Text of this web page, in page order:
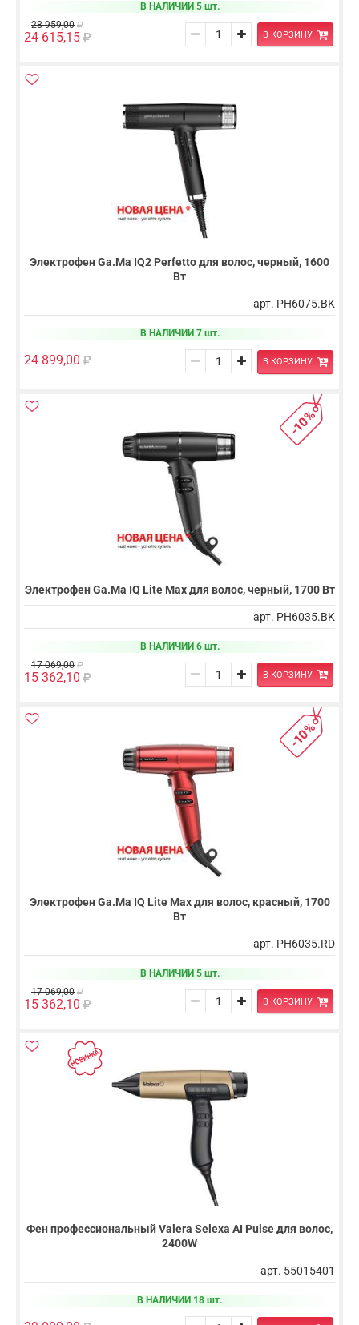
В НАЛИЧИИ 5 шт.
28 959,00
24 615,15 В КОРЗИНУ
Электрофен Ga.Ma IQ2 Perfetto для волос, черный, 1600
Вт
арт. PH6075.BK
В НАЛИЧИИ 7 шт.
24 899,00 В КОРЗИНУ
-10%
Электрофен Ga.Ma IQ Lite Max для волос, черный, 1700 Вт
арт. PH6035.BK
В НАЛИЧИИ 6 шт.
17 069,00
15 362,10 В КОРЗИНУ
-10%
Электрофен Ga.Ma IQ Lite Max для волос, красный, 1700
Вт
арт. PH6035.RD
В НАЛИЧИИ 5 шт.
17 069,00
15 362,10 В КОРЗИНУ
Фен профессиональный Valera Selexa AI Pulse для волос,
2400W
арт. 55015401
В НАЛИЧИИ 18 шт.